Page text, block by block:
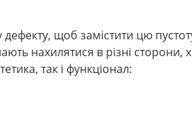
щоб замістити цю
нахилятися в різні сторони,
так і функціонал: